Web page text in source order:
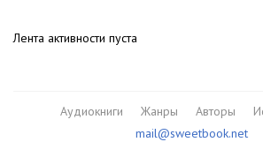
Лента активности пуста
Аудиокниги Жанры Авторы
mail@sweetbook.net